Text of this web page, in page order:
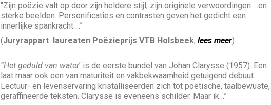
“Zijn poëzie valt op door zijn heldere stijl, zijn originele verwoordingen …en
sterke beelden. Personificaties en contrasten geven het gedicht een
innerlijke spankracht….”
(Juryrappart laureaten Poëzieprijs VTB Holsbeek, lees meer)
“Het geduld van water’ is de eerste bundel van Johan Clarysse (1957). Een
laat maar ook een van maturiteit en vakbekwaamheid getuigend debuut.
Lectuur- en levenservaring kristalliseerden zich tot poëtische, taalbewuste,
geraffineerde teksten. Clarysse is eveneens schilder. Maar ik…”